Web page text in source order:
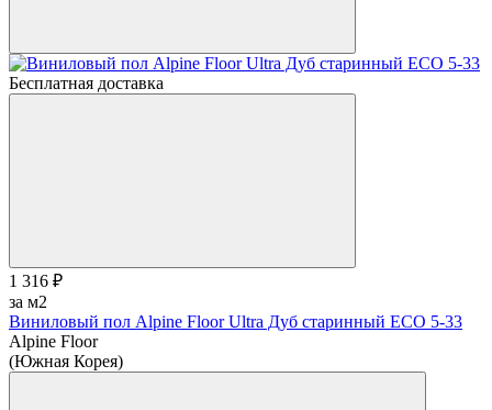
Бесплатная доставка
1 316 ₽
за м2
Виниловый пол Alpine Floor Ultra Дуб старинный ЕСО 5-33
Alpine Floor
(Южная Корея)